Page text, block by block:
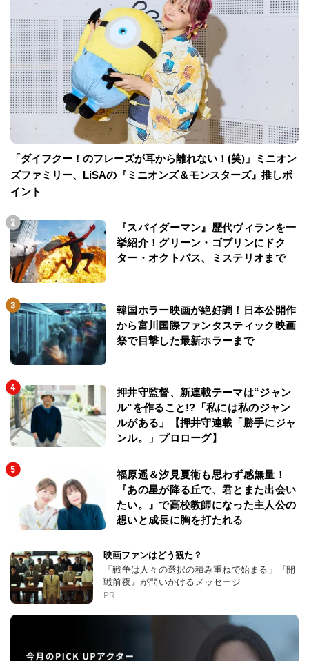
「ダイフクー！のフレーズが耳から離れない！(笑)」ミニオン
ズファミリー、LiSAの『ミニオンズ＆モンスターズ』推しポ
イント
『スパイダーマン』歴代ヴィランを一
挙紹介！グリーン・ゴブリンにドク
ター・オクトパス、ミステリオまで
韓国ホラー映画が絶好調！日本公開作
から富川国際ファンタスティック映画
祭で目撃した最新ホラーまで
押井守監督、新連載テーマは“ジャン
ル”を作ること!?「私には私のジャン
ルがある」【押井守連載「勝手にジャ
ンル。」プロローグ】
福原遥＆汐見夏衛も思わず感無量！
『あの星が降る丘で、君とまた出会い
たい。』で高校教師になった主人公の
想いと成長に胸を打たれる
映画ファンはどう観た？
「戦争は人々の選択の積み重ねで始まる」『開
戦前夜』が問いかけるメッセージ
PR